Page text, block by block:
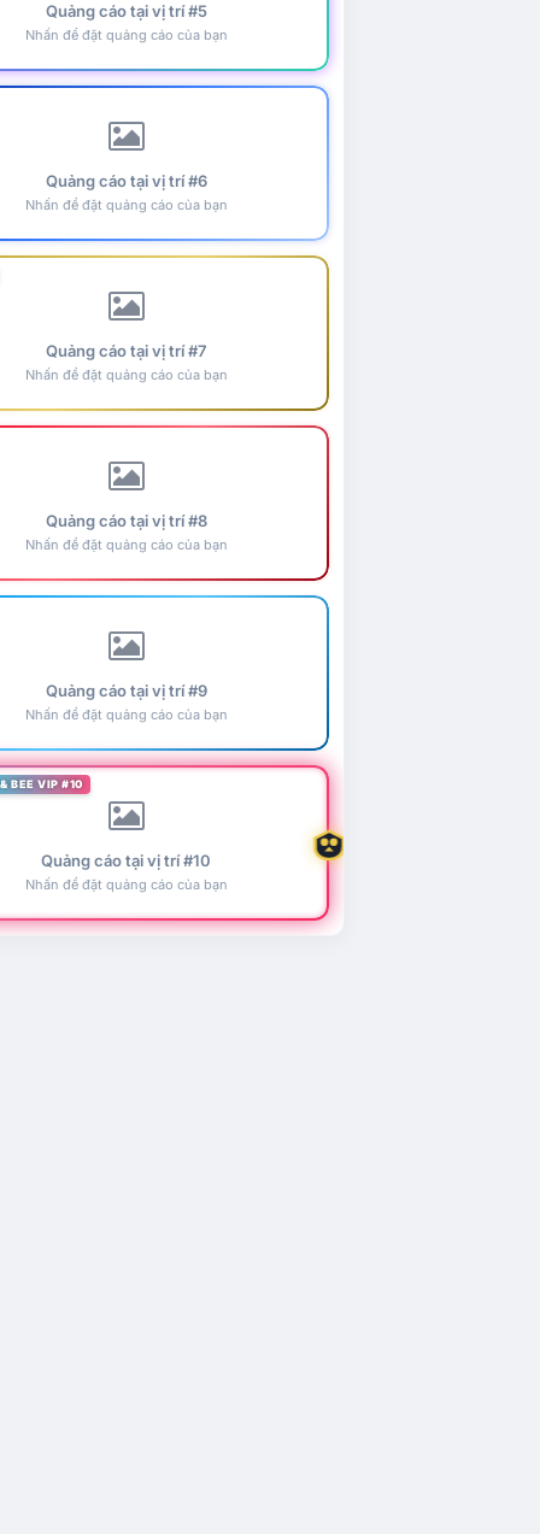
Quảng cáo tại vị trí #5
Nhấn để đặt quảng cáo của bạn
Quảng cáo tại vị trí #6
Nhấn để đặt quảng cáo của bạn
Quảng cáo tại vị trí #7
Nhấn để đặt quảng cáo của bạn
Quảng cáo tại vị trí #8
Nhấn để đặt quảng cáo của bạn
Quảng cáo tại vị trí #9
Nhấn để đặt quảng cáo của bạn
BEE VIP #10
Quảng cáo tại vị trí #10
Nhấn để đặt quảng cáo của bạn